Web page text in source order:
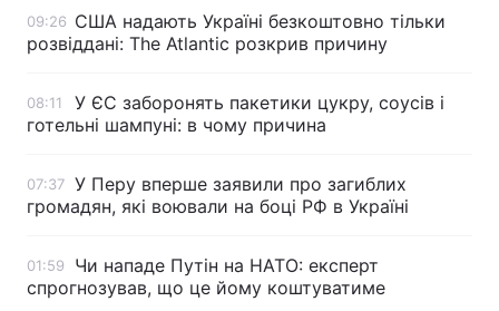
Тема оформлення
09:26 США надають Україні безкоштовно тільки
розвіддані: The Atlantic розкрив причину
08:11
У ЄС заборонять пакетики цукру, соусів і
готельні шампуні: в чому причина
07:37 У Перу вперше заявили про загиблих
громадян, які воювали на боці РФ в Україні
01:59
Чи нападе Путін на НАТО: експерт
спрогнозував, що це йому коштуватиме